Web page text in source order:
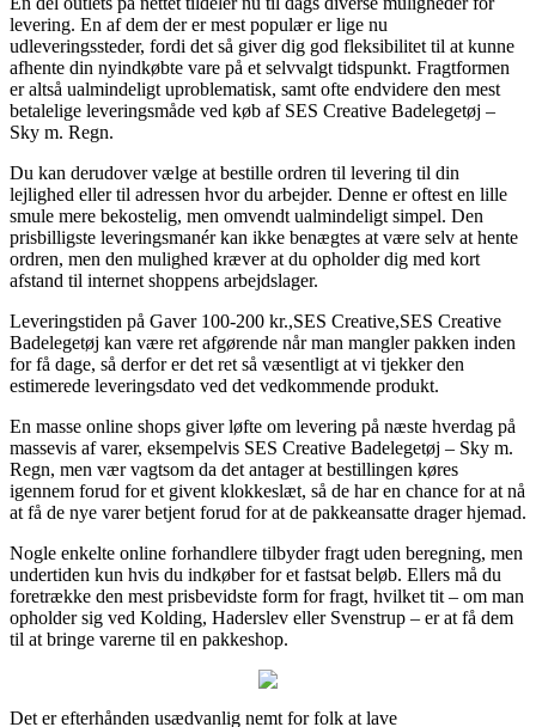
levering. En af dem der er mest populær er lige nu
udleveringssteder, fordi det så giver dig god fleksibilitet til at kunne
afhente din nyindkøbte vare på et selvvalgt tidspunkt. Fragtformen
er altså ualmindeligt uproblematisk, samt ofte endvidere den mest
betalelige leveringsmåde ved køb af SES Creative Badelegetøj –
Sky m. Regn.
Du kan derudover vælge at bestille ordren til levering til din
lejlighed eller til adressen hvor du arbejder. Denne er oftest en lille
smule mere bekostelig, men omvendt ualmindeligt simpel. Den
prisbilligste leveringsmanér kan ikke benægtes at være selv at hente
ordren, men den mulighed kræver at du opholder dig med kort
afstand til internet shoppens arbejdslager.
Leveringstiden på Gaver 100-200 kr.,SES Creative,SES Creative
Badelegetøj kan være ret afgørende når man mangler pakken inden
for få dage, så derfor er det ret så væsentligt at vi tjekker den
estimerede leveringsdato ved det vedkommende produkt.
En masse online shops giver løfte om levering på næste hverdag på
massevis af varer, eksempelvis SES Creative Badelegetøj – Sky m.
Regn, men vær vagtsom da det antager at bestillingen køres
igennem forud for et givent klokkeslæt, så de har en chance for at nå
at få de nye varer betjent forud for at de pakkeansatte drager hjemad.
Nogle enkelte online forhandlere tilbyder fragt uden beregning, men
undertiden kun hvis du indkøber for et fastsat beløb. Ellers må du
foretrække den mest prisbevidste form for fragt, hvilket tit – om man
opholder sig ved Kolding, Haderslev eller Svenstrup – er at få dem
til at bringe varerne til en pakkeshop.
Det er efterhånden usædvanlig nemt for folk at lave